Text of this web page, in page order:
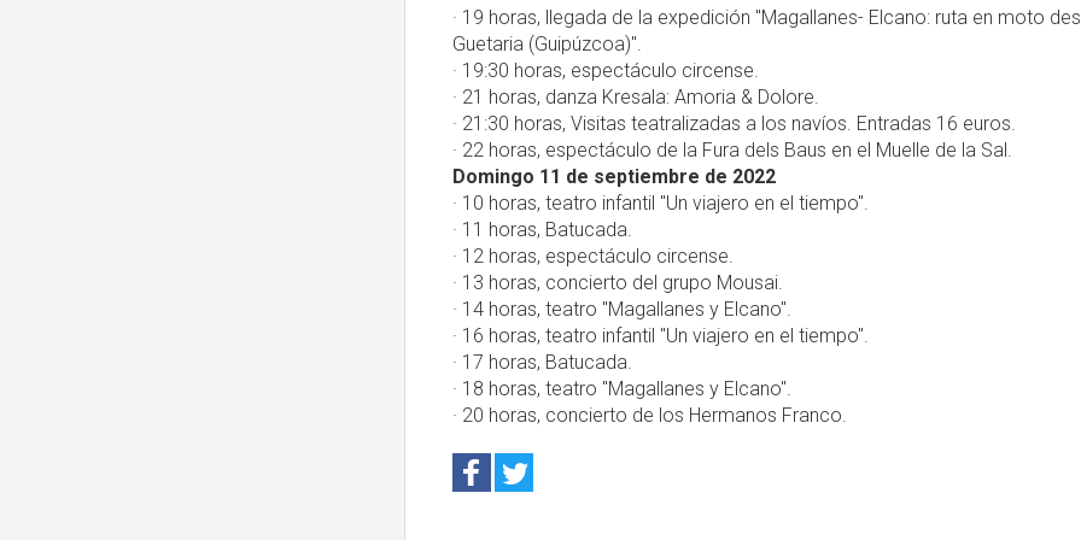
· 19 horas, llegada de la expedición "Magallanes- Elcano: ruta en moto
Guetaria (Guipúzcoa)".
· 19:30 horas, espectáculo circense.
· 21 horas, danza Kresala: Amoria & Dolore.
· 21:30 horas, Visitas teatralizadas a los navíos. Entradas 16 euros.
· 22 horas, espectáculo de la Fura dels Baus en el Muelle de la Sal.
Domingo 11 de septiembre de 2022
· 10 horas, teatro infantil "Un viajero en el tiempo".
· 11 horas, Batucada.
· 12 horas, espectáculo circense.
· 13 horas, concierto del grupo Mousai.
· 14 horas, teatro "Magallanes y Elcano".
· 16 horas, teatro infantil "Un viajero en el tiempo".
· 17 horas, Batucada.
· 18 horas, teatro "Magallanes y Elcano".
· 20 horas, concierto de los Hermanos Franco.